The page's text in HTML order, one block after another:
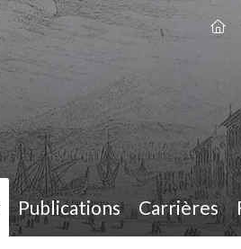
Publications Carrières